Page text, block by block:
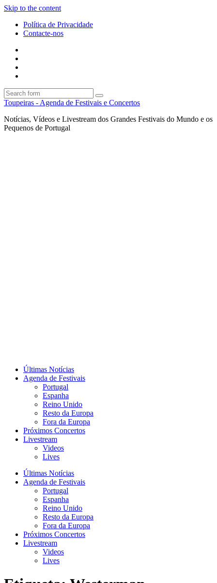
Skip to the content
Política de Privacidade
Contacte-nos
Search
Toupeiras - Agenda de Festivais e Concertos
Notícias, Vídeos e Livestream dos Grandes Festivais do Mundo e os
Pequenos de Portugal
Últimas Notícias
Agenda de Festivais
Portugal
Espanha
Reino Unido
Resto da Europa
Fora da Europa
Próximos Concertos
Livestream
Videos
Lives
Últimas Notícias
Agenda de Festivais
Portugal
Espanha
Reino Unido
Resto da Europa
Fora da Europa
Próximos Concertos
Livestream
Videos
Lives